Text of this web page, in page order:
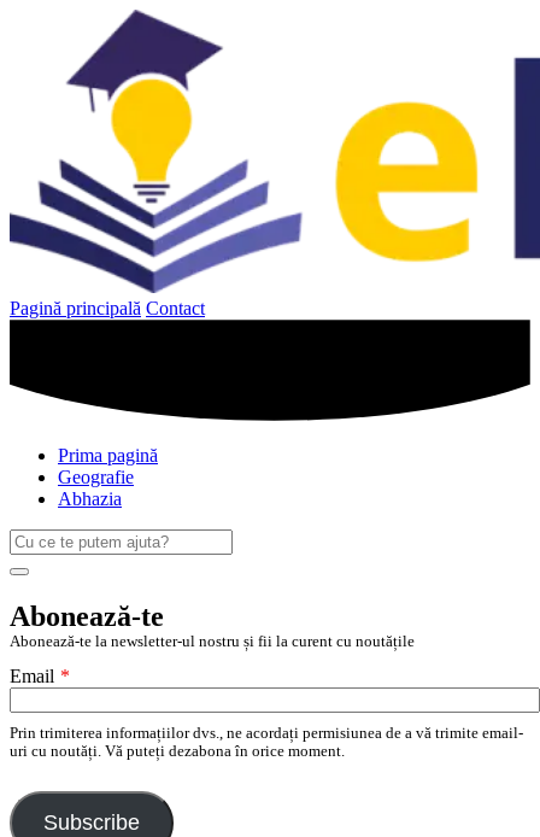
Pagină principală Contact
Prima pagină
Geografie
Abhazia
Caută
după:
Search
Abonează-te
Abonează-te la newsletter-ul nostru și fii la curent cu noutățile
Email *
Prin trimiterea informațiilor dvs., ne acordați permisiunea de a vă trimite email-
uri cu noutăți. Vă puteți dezabona în orice moment.
Subscribe